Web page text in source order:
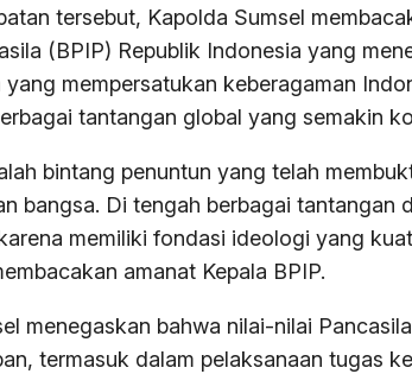
tersebut, Kapolda Sumsel
(BPIP) Republik Indonesia yang
mempersatukan keberagaman
tantangan global yang semakin
bintang penuntun yang telah
bangsa. Di tengah berbagai tantangan
memiliki fondasi ideologi yang
amanat Kepala BPIP.
menegaskan bahwa nilai-nilai
termasuk dalam pelaksanaan tugas